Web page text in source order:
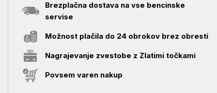
Brezplačna dostava na vse bencinske
servise
Možnost plačila do 24 obrokov brez obresti
Nagrajevanje zvestobe z Zlatimi točkami
Povsem varen nakup